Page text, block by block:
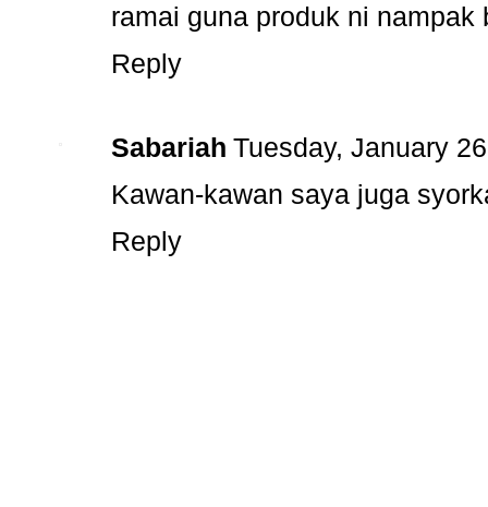
ramai guna produk ni nampak
Reply
Sabariah Tuesday, January
Kawan-kawan saya juga
Reply